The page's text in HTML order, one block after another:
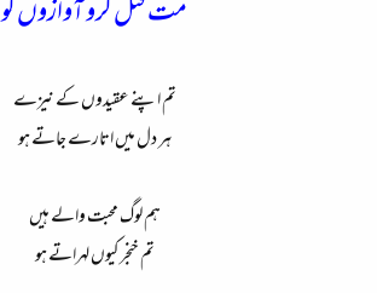
مت قتل کرو آوازوں کو
تم اپنے عقیدوں کے نیزے
ہر دل میں اتارے جاتے ہو
ہم لوگ محبت والے ہیں
تم خنجر کیوں لہراتے ہو